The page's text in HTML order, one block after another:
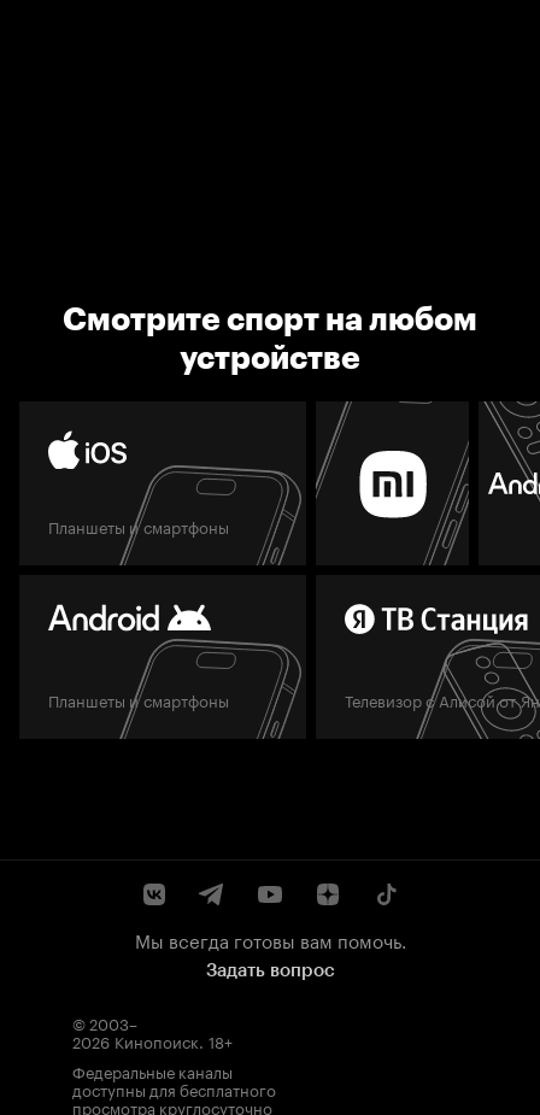
Смотрите спорт на любом
устройстве
Планшеты и смартфоны
Планшеты и смартфоны Телевизор с Алисой от
Мы всегда готовы вам помочь.
Задать вопрос
© 2003–
2026 Кинопоиск. 18+
Федеральные каналы
доступны для бесплатного
просмотра круглосуточно